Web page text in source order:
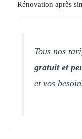
Rénovation après
Tous nos
gratuit et
et vos